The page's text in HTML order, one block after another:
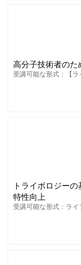
高分子技術者のた
受講可能な形式：【
トライボロジー
特性向上
受講可能な形式：ラ